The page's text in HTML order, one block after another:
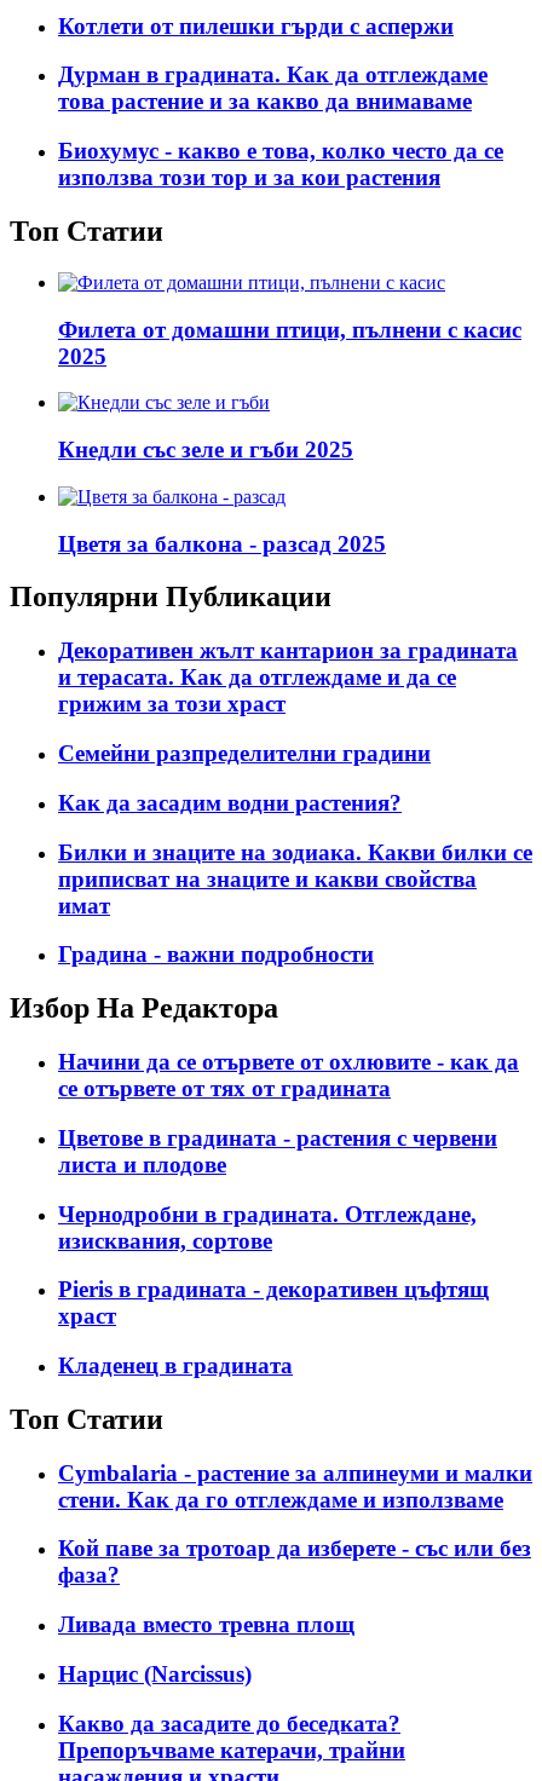
Котлети от пилешки гърди с аспержи
Дурман в градината. Как да отглеждаме
това растение и за какво да внимаваме
Биохумус - какво е това, колко често да се
използва този тор и за кои растения
Топ Статии
Филета от домашни птици, пълнени с касис
2025
Кнедли със зеле и гъби 2025
Цветя за балкона - разсад 2025
Популярни Публикации
Декоративен жълт кантарион за градината
и терасата. Как да отглеждаме и да се
грижим за този храст
Семейни разпределителни градини
Как да засадим водни растения?
Билки и знаците на зодиака. Какви билки се
приписват на знаците и какви свойства
имат
Градина - важни подробности
Избор На Редактора
Начини да се отървете от охлювите - как да
се отървете от тях от градината
Цветове в градината - растения с червени
листа и плодове
Чернодробни в градината. Отглеждане,
изисквания, сортове
Pieris в градината - декоративен цъфтящ
храст
Кладенец в градината
Топ Статии
Cymbalaria - растение за алпинеуми и малки
стени. Как да го отглеждаме и използваме
Кой паве за тротоар да изберете - със или без
фаза?
Ливада вместо тревна площ
Нарцис (Narcissus)
Какво да засадите до беседката?
Препоръчваме катерачи, трайни